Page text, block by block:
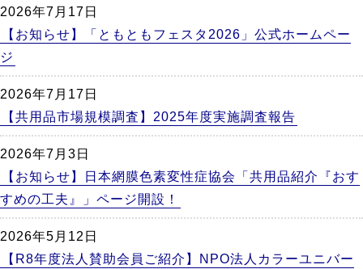
2026年7月17日
【お知らせ】「ともともフェスタ2026」公式ホームペー
ジ
2026年7月17日
【共用品市場規模調査】2025年度実施調査報告
2026年7月3日
【お知らせ】日本網膜色素変性症協会「共用品紹介『おす
すめの工夫』」ページ開設！
2026年5月12日
【R8年度法人賛助会員ご紹介】NPO法人カラーユニバー